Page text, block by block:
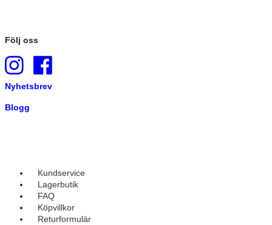
Följ oss
Nyhetsbrev
Blogg
Kundservice
Lagerbutik
FAQ
Köpvillkor
Returformulär